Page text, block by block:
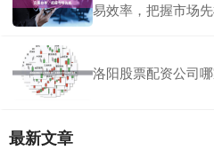
易效率，把握市场
洛阳股票配资公司
最新文章